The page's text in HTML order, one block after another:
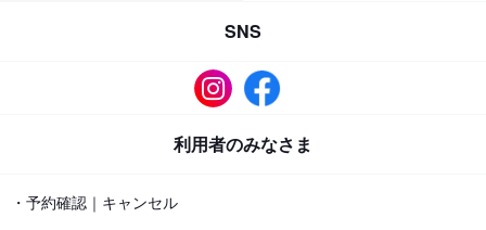
SNS
利用者のみなさま
・予約確認｜キャンセル